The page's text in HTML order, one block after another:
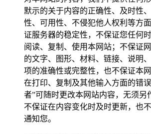
默示的关于内容的正确性、及时性
性、可用性、不侵犯他人权利等方
证服务器的稳定性，不保证您任何时
阅读、复制、使用本网站；不保证
的文字、图形、材料、链接、说明
项的准确性或完整性，也不保证本
在打印、复制及其他输入方面的错
者”可随时更改本网站内容，无须另
不保证在内容变化时及时更新，也
通知您。